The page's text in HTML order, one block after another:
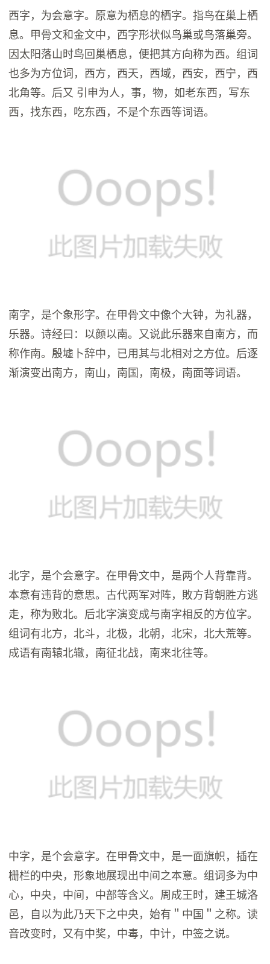
西字，为会意字。原意为栖息的栖字。指鸟在巢上栖
息。甲骨文和金文中，西字形状似鸟巢或鸟落巢旁。
因太阳落山时鸟回巢栖息，便把其方向称为西。组词
也多为方位词，西方，西天，西域，西安，西宁，西
北角等。后又 引申为人，事，物，如老东西，写东
西，找东西，吃东西，不是个东西等词语。
南字，是个象形字。在甲骨文中像个大钟，为礼器，
乐器。诗经曰：以颜以南。又说此乐器来自南方，而
称作南。殷墟卜辞中，已用其与北相对之方位。后逐
渐演变出南方，南山，南国，南极，南面等词语。
北字，是个会意字。在甲骨文中，是两个人背靠背。
本意有违背的意思。古代两军对阵，敗方背朝胜方逃
走，称为败北。后北字演变成与南字相反的方位字。
组词有北方，北斗，北极，北朝，北宋，北大荒等。
成语有南辕北辙，南征北战，南来北往等。
中字，是个会意字。在甲骨文中，是一面旗帜，插在
栅栏的中央，形象地展现出中间之本意。组词多为中
心，中央，中间，中部等含义。周成王时，建王城洛
邑，自以为此乃天下之中央，始有＂中国＂之称。读
音改变时，又有中奖，中毒，中计，中签之说。